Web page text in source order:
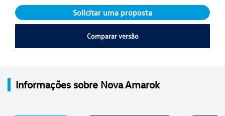
Solicitar uma proposta
Comparar versão
Informações sobre Nova Amarok